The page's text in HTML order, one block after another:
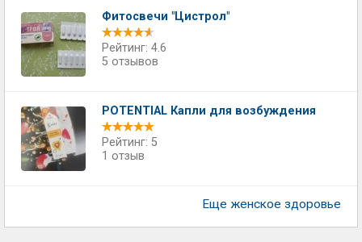
Фитосвечи "Цистрол"
Рейтинг: 4.6
5 отзывов
POTENTIAL Капли для возбуждения
Рейтинг: 5
1 отзыв
Еще женское здоровье